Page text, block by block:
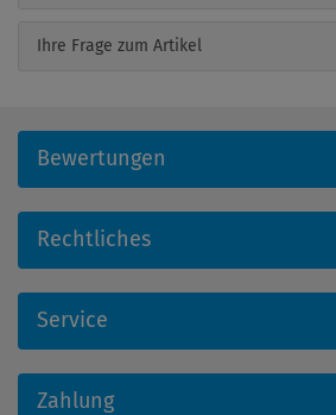
Ihre Frage zum Artikel
Bewertungen
Rechtliches
Service
Zahlung